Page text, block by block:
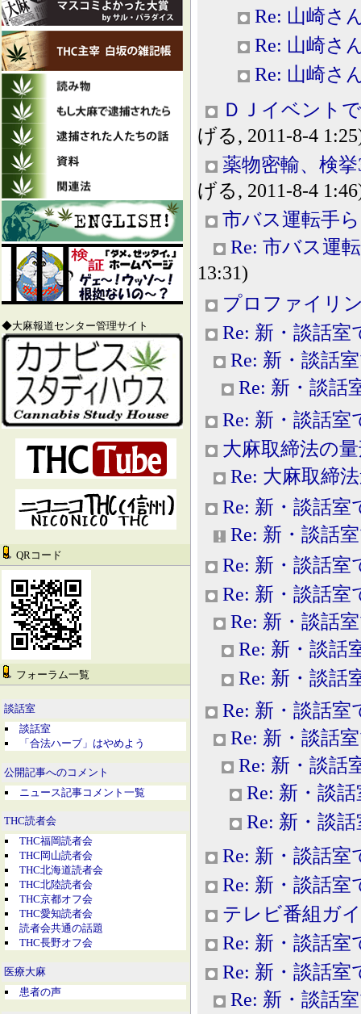
◆大麻報道センター管理サイト
QRコード
フォーラム一覧
談話室
談話室
「合法ハーブ」はやめよう
公開記事へのコメント
ニュース記事コメント一覧
THC読者会
THC福岡読者会
THC岡山読者会
THC北海道読者会
THC北陸読者会
THC京都オフ会
THC愛知読者会
読者会共通の話題
THC長野オフ会
医療大麻
患者の声
Re: 山崎さ
Re: 山崎さ
Re: 山崎さ
ＤＪイベント
げる, 2011-8-4
薬物密輸、検
げる, 2011-8-4
市バス運転手
Re: 市バス運
13:31)
プロファイリ
Re: 新・談話室
Re: 新・談話
Re: 新・談話
Re: 新・談話室
大麻取締法の
Re: 大麻取締
Re: 新・談話室
Re: 新・談話
Re: 新・談話室
Re: 新・談話室
Re: 新・談話
Re: 新・談話
Re: 新・談話
Re: 新・談話室
Re: 新・談話
Re: 新・談話
Re: 新・談
Re: 新・談
Re: 新・談話室
Re: 新・談話室
テレビ番組ガ
Re: 新・談話室
Re: 新・談話室
Re: 新・談話